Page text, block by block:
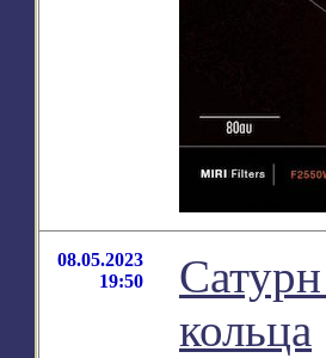
08.05.2023
19:50
кольца